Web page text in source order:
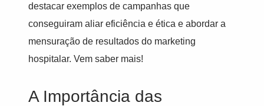
destacar exemplos de campanhas que
conseguiram aliar eficiência e ética e abordar a
mensuração de resultados do marketing
hospitalar. Vem saber mais!
A Importância das